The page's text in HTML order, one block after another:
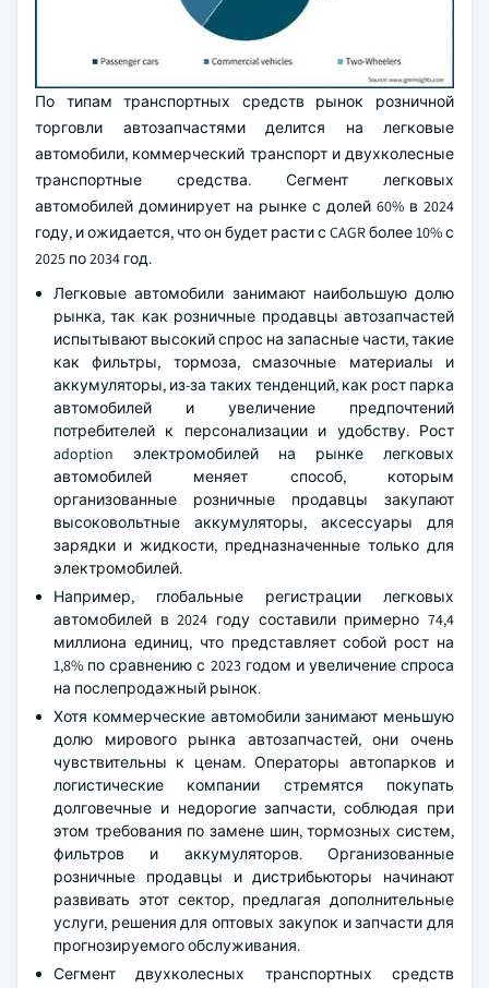
По типам транспортных средств рынок розничной
торговли автозапчастями делится на легковые
автомобили, коммерческий транспорт и двухколесные
транспортные средства. Сегмент легковых
автомобилей доминирует на рынке с долей 60% в 2024
году, и ожидается, что он будет расти с CAGR более 10% с
2025 по 2034 год.
Легковые автомобили занимают наибольшую долю
рынка, так как розничные продавцы автозапчастей
испытывают высокий спрос на запасные части, такие
как фильтры, тормоза, смазочные материалы и
аккумуляторы, из-за таких тенденций, как рост парка
автомобилей и увеличение предпочтений
потребителей к персонализации и удобству. Рост
adoption электромобилей на рынке легковых
автомобилей меняет способ, которым
организованные розничные продавцы закупают
высоковольтные аккумуляторы, аксессуары для
зарядки и жидкости, предназначенные только для
электромобилей.
Например, глобальные регистрации легковых
автомобилей в 2024 году составили примерно 74,4
миллиона единиц, что представляет собой рост на
1,8% по сравнению с 2023 годом и увеличение спроса
на послепродажный рынок.
Хотя коммерческие автомобили занимают меньшую
долю мирового рынка автозапчастей, они очень
чувствительны к ценам. Операторы автопарков и
логистические компании стремятся покупать
долговечные и недорогие запчасти, соблюдая при
этом требования по замене шин, тормозных систем,
фильтров и аккумуляторов. Организованные
розничные продавцы и дистрибьюторы начинают
развивать этот сектор, предлагая дополнительные
услуги, решения для оптовых закупок и запчасти для
прогнозируемого обслуживания.
Сегмент двухколесных транспортных средств